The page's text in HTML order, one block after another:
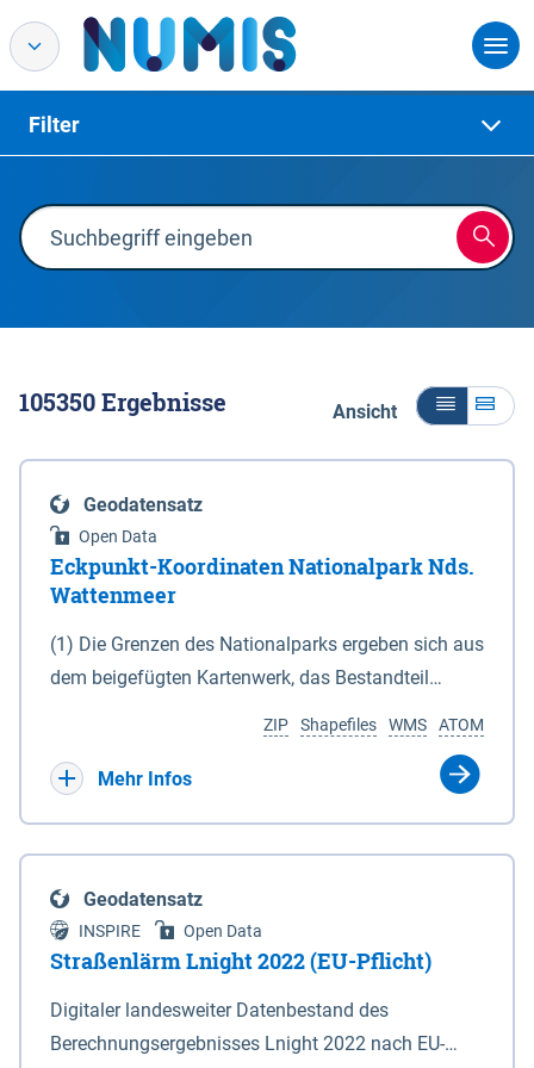
Filter
105350Ergebnisse Ansicht
Geodatensatz
Open Data
Eckpunkt-Koordinaten Nationalpark Nds.
Wattenmeer
(1) Die Grenzen des Nationalparks ergeben sich aus
dem beigefügten Kartenwerk, das Bestandteil
(DTK) im Maßstab 1 : 100 000 (Anlage 2), 2.
verkleinerte Amtliche Karte 1 : 5 000 (AK5) im
projizierte Koordinaten im Europäischen
Terrestrischen Referenzsystem 1989 (ETRS 89) mit
der Universalen Transversalen Mercator-Abbildung
bezogen auf die Zone 32 N (UTM 32N) dargestellt
(Anlage 4); Gleiches gilt für die geografischen
ATOM
WMS
Shapefiles
ZIP
Mehr Infos
Geodatensatz
INSPIRE Open Data
Straßenlärm Lnight 2022 (EU-Pflicht)
Digitaler landesweiter Datenbestand des
Berechnungsergebnisses Lnight 2022 nach EU-